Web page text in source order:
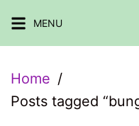
to
MENU
Home
Posts tagged